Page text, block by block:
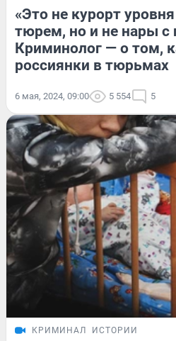
«Это не курорт
тюрем, но и не нары с
Криминолог — о том,
россиянки в тюрьмах
6 мая, 2024, 09:00 5 554 5
КРИМИНАЛ ИСТОРИИ